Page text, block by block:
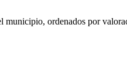
municipio, ordenados por